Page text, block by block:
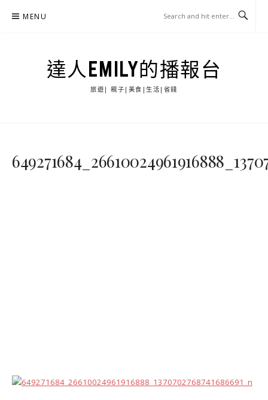
MENU
達人EMILY的播報台
旅遊| 親子|美食|生活|省錢